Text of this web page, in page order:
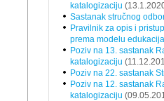
katalogizaciju
Sastanak stručnog
Pravilnik za opis i
prema modelu
Poziv na 13. sastanak
katalogizaciju
Poziv na 22. sastanak
Poziv na 12. sastanak
katalogizaciju